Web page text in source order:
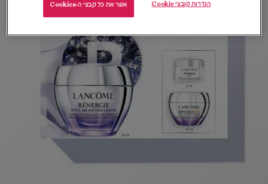
הגדרות קובצי Cookie אשר את כל קבצי ה-Cookies